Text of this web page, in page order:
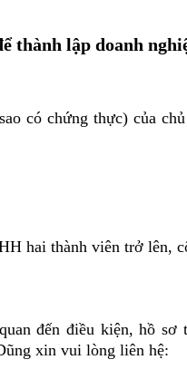
thành lập doanh
chứng thực) của chủ
hai thành viên trở lên,
đến điều kiện, hồ sơ
xin vui lòng liên hệ: